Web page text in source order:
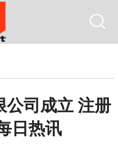
公司成立 注册
日热讯